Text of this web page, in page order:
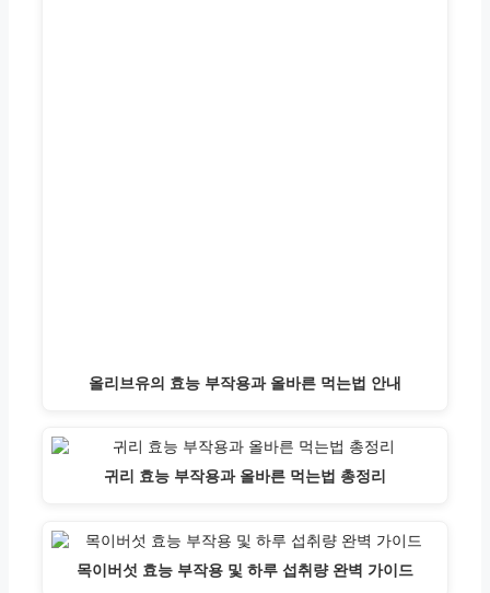
올리브유의 효능 부작용과 올바른 먹는법 안내
귀리 효능 부작용과 올바른 먹는법 총정리
목이버섯 효능 부작용 및 하루 섭취량 완벽 가이드